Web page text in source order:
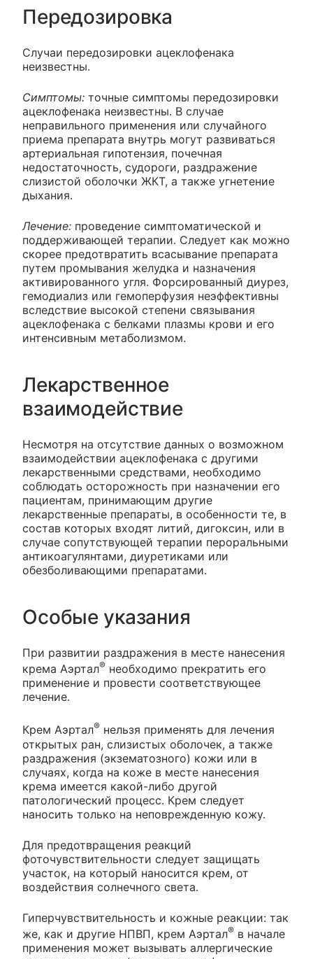
Передозировка
Случаи передозировки ацеклофенака
неизвестны.
Симптомы: точные симптомы передозировки
ацеклофенака неизвестны. В случае
неправильного применения или случайного
приема препарата внутрь могут развиваться
артериальная гипотензия, почечная
недостаточность, судороги, раздражение
слизистой оболочки ЖКТ, а также угнетение
дыхания.
Лечение: проведение симптоматической и
поддерживающей терапии. Следует как можно
скорее предотвратить всасывание препарата
путем промывания желудка и назначения
активированного угля. Форсированный диурез,
гемодиализ или гемоперфузия неэффективны
вследствие высокой степени связывания
ацеклофенака с белками плазмы крови и его
интенсивным метаболизмом.
Лекарственное
взаимодействие
Несмотря на отсутствие данных о возможном
взаимодействии ацеклофенака с другими
лекарственными средствами, необходимо
соблюдать осторожность при назначении его
пациентам, принимающим другие
лекарственные препараты, в особенности те, в
состав которых входят литий, дигоксин, или в
случае сопутствующей терапии пероральными
антикоагулянтами, диуретиками или
обезболивающими препаратами.
Особые указания
При развитии раздражения в месте нанесения
крема Аэртал® необходимо прекратить его
применение и провести соответствующее
лечение.
Крем Аэртал® нельзя применять для лечения
открытых ран, слизистых оболочек, а также
раздражения (экзематозного) кожи или в
случаях, когда на коже в месте нанесения
крема имеется какой-либо другой
патологический процесс. Крем следует
наносить только на неповрежденную кожу.
Для предотвращения реакций
фоточувствительности следует защищать
участок, на который наносится крем, от
воздействия солнечного света.
Гиперчувствительность и кожные реакции: так
же, как и другие НПВП, крем Аэртал® в начале
применения может вызывать аллергические